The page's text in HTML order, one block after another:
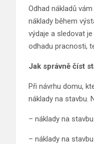
Odhad nákladů
náklady během
výdaje a sledovat
odhadu pracnosti,
Jak správně číst
Při návrhu domu,
náklady na stavbu.
– náklady na
– náklady na